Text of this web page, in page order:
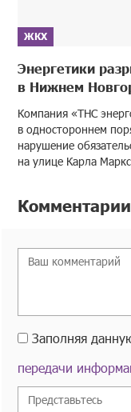
ЖКХ
Энергетики
в Нижнем
Компания «ТНС
в одностороннем
нарушение
на улице Карла
Комментарии
Заполняя
передачи